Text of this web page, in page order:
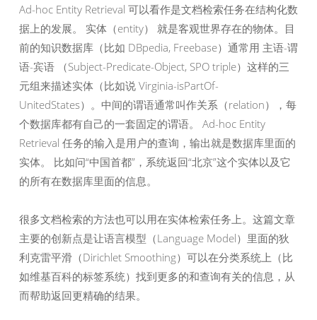
Ad-hoc Entity Retrieval 可以看作是文档检索任务在结构化数
据上的发展。 实体（entity） 就是客观世界存在的物体。目
前的知识数据库（比如 DBpedia, Freebase）通常用 主语-谓
语-宾语 （Subject-Predicate-Object, SPO triple）这样的三
元组来描述实体（比如说 Virginia-isPartOf-
UnitedStates）。中间的谓语通常叫作关系（relation），每
个数据库都有自己的一套固定的谓语。 Ad-hoc Entity
Retrieval 任务的输入是用户的查询，输出就是数据库里面的
实体。 比如问“中国首都”，系统返回“北京”这个实体以及它
的所有在数据库里面的信息。
很多文档检索的方法也可以用在实体检索任务上。这篇文章
主要的创新点是让语言模型（Language Model）里面的狄
利克雷平滑（Dirichlet Smoothing）可以在分类系统上（比
如维基百科的标签系统）找到更多的和查询有关的信息，从
而帮助返回更精确的结果。